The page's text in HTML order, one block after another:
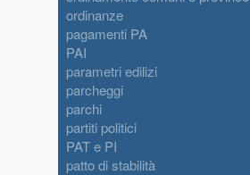
ordinanze
pagamenti PA
PAI
parametri edilizi
parcheggi
parchi
partiti politici
PAT e PI
patto di stabilità